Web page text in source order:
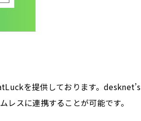
を提供しております。desknet’s
スに連携することが可能です。